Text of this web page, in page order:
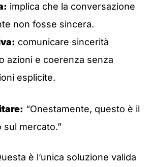
implica che la conversazione
non fosse sincera.
comunicare sincerità
azioni e coerenza senza
esplicite.
“Onestamente, questo è il
mercato.”
è l’unica soluzione valida